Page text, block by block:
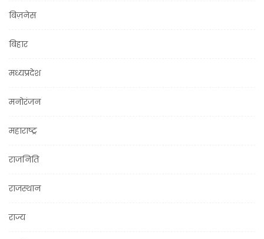
बिज़नेस
बिहार
मध्यप्रदेश
मनोरंजन
महाराष्ट्र
राजनिति
राजस्थान
राज्य